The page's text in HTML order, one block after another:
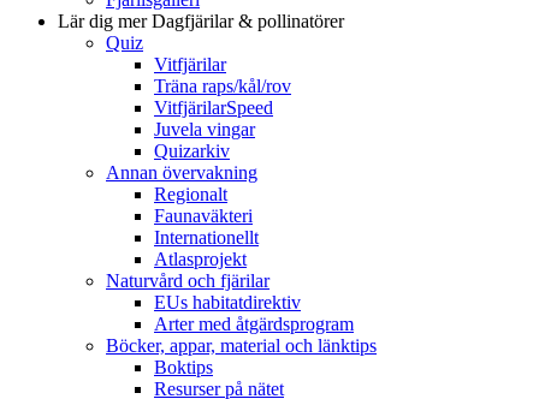
Lär dig merDagfjärilar & pollinatörer
Quiz
Vitfjärilar
Träna raps/kål/rov
VitfjärilarSpeed
Juvela vingar
Quizarkiv
Annan övervakning
Regionalt
Faunaväkteri
Internationellt
Atlasprojekt
Naturvård och fjärilar
EUs habitatdirektiv
Arter med åtgärdsprogram
Böcker, appar, material och länktips
Boktips
Resurser på nätet